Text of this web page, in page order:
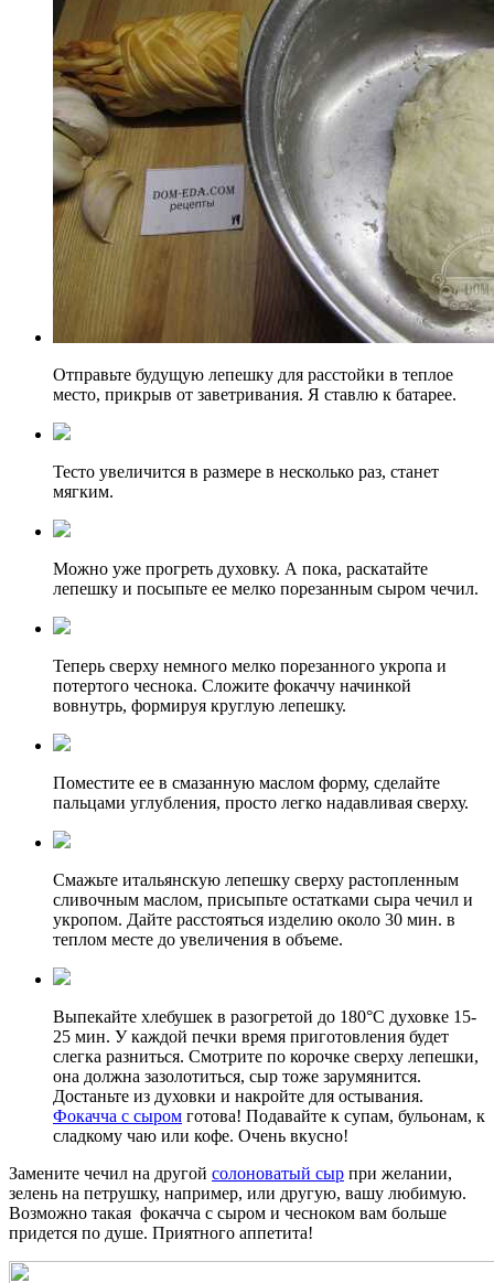
Отправьте будущую лепешку для расстойки в теплое
место, прикрыв от заветривания. Я ставлю к батарее.
Тесто увеличится в размере в несколько раз, станет
мягким.
Можно уже прогреть духовку. А пока, раскатайте
лепешку и посыпьте ее мелко порезанным сыром чечил.
Теперь сверху немного мелко порезанного укропа и
потертого чеснока. Сложите фокаччу начинкой
вовнутрь, формируя круглую лепешку.
Поместите ее в смазанную маслом форму, сделайте
пальцами углубления, просто легко надавливая сверху.
Смажьте итальянскую лепешку сверху растопленным
сливочным маслом, присыпьте остатками сыра чечил и
укропом. Дайте расстояться изделию около 30 мин. в
теплом месте до увеличения в объеме.
Выпекайте хлебушек в разогретой до 180°C духовке 15-
25 мин. У каждой печки время приготовления будет
слегка разниться. Смотрите по корочке сверху лепешки,
она должна зазолотиться, сыр тоже зарумянится.
Достаньте из духовки и накройте для остывания.
Фокачча с сыром готова! Подавайте к супам, бульонам, к
сладкому чаю или кофе. Очень вкусно!
Замените чечил на другой солоноватый сыр при желании,
зелень на петрушку, например, или другую, вашу любимую.
Возможно такая фокачча с сыром и чесноком вам больше
придется по душе. Приятного аппетита!